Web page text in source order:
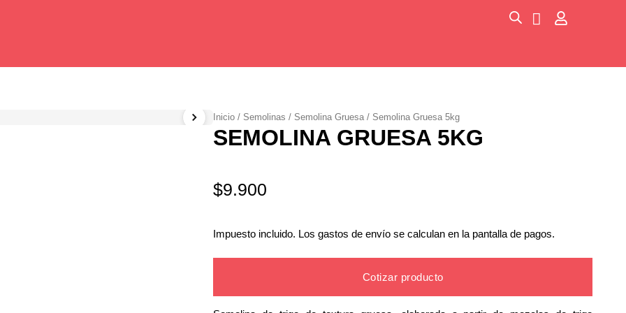
Inicio / Semolinas / Semolina Gruesa / Semolina Gruesa 5kg
SEMOLINA GRUESA 5KG
$9.900
Impuesto incluido. Los gastos de envío se calculan en la pantalla de pagos.
Cotizar producto